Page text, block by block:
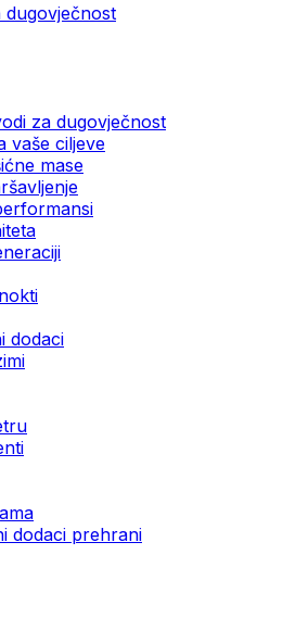
dugovječnost
za dugovječnost
vaše ciljeve
mase
dodaci
dodaci prehrani